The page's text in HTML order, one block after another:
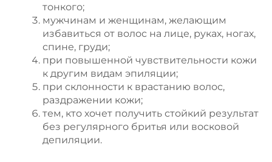
тонкого;
мужчинам и женщинам, желающим
избавиться от волос на лице, руках, ногах,
спине, груди;
при повышенной чувствительности кожи
к другим видам эпиляции;
при склонности к врастанию волос,
раздражении кожи;
тем, кто хочет получить стойкий результат
без регулярного бритья или восковой
депиляции.